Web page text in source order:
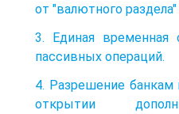
от "валютного раздела"
3. Единая временная
пассивных операций.
4. Разрешение
открытии